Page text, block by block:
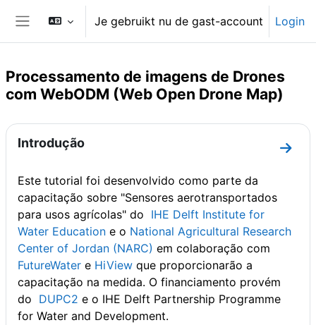
Ga naar hoofdinhoud
Je gebruikt nu de gast-account Login
Processamento de imagens de Drones
com WebODM (Web Open Drone Map)
Sectieoverzicht
Introdução
Ga
Este tutorial foi desenvolvido como parte da
capacitação sobre "Sensores aerotransportados
para usos agrícolas" do IHE Delft Institute for
Water Education e o National Agricultural Research
Center of Jordan (NARC) em colaboração com
FutureWater e HiView que proporcionarão a
capacitação na medida. O financiamento provém
do DUPC2 e o IHE Delft Partnership Programme
for Water and Development.